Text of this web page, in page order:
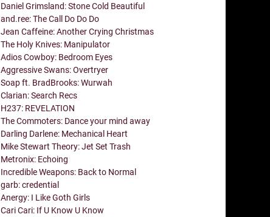
Daniel Grimsland: Stone Cold Beautiful
and.ree: The Call Do Do Do
Jean Caffeine: Another Crying Christmas
The Holy Knives: Manipulator
Adios Cowboy: Bedroom Eyes
Aggressive Swans: Overtryer
Soap ft. BradBrooks: Wurwah
Clarian: Search Recs
H237: REVELATION
The Commoters: Dance your mind away
Darling Darlene: Mechanical Heart
Mike Stewart Theory: Jet Set Trash
Metronix: Echoing
Incredible Weapons: Back to Normal
garb: credential
Anergy: I Like Goth Girls
Cari Cari: If U Know U Know